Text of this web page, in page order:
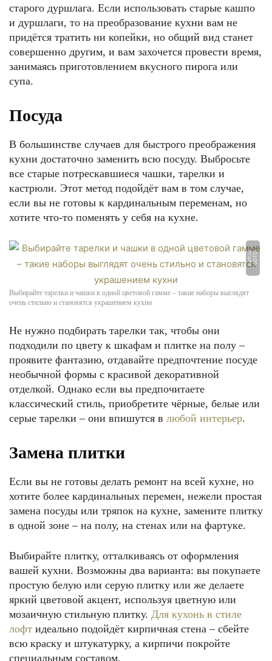
старого дуршлага. Если использовать старые кашпо
и дуршлаги, то на преобразование кухни вам не
придётся тратить ни копейки, но общий вид станет
совершенно другим, и вам захочется провести время,
занимаясь приготовлением вкусного пирога или
супа.
Посуда
В большинстве случаев для быстрого преображения
кухни достаточно заменить всю посуду. Выбросьте
все старые потрескавшиеся чашки, тарелки и
кастрюли. Этот метод подойдёт вам в том случае,
если вы не готовы к кардинальным переменам, но
хотите что-то поменять у себя на кухне.
Ф
О
Т
О:
h
o
f
f.
r
u
Выбирайте тарелки и чашки в одной цветовой гамме – такие наборы выглядят
очень стильно и становятся украшением кухни
Не нужно подбирать тарелки так, чтобы они
подходили по цвету к шкафам и плитке на полу –
проявите фантазию, отдавайте предпочтение посуде
необычной формы с красивой декоративной
отделкой. Однако если вы предпочитаете
классический стиль, приобретите чёрные, белые или
серые тарелки – они впишутся в любой интерьер.
Замена плитки
Если вы не готовы делать ремонт на всей кухне, но
хотите более кардинальных перемен, нежели простая
замена посуды или тряпок на кухне, замените плитку
в одной зоне – на полу, на стенах или на фартуке.
Выбирайте плитку, отталкиваясь от оформления
вашей кухни. Возможны два варианта: вы покупаете
простую белую или серую плитку или же делаете
яркий цветовой акцент, используя цветную или
мозаичную стильную плитку. Для кухонь в стиле
лофт идеально подойдёт кирпичная стена – сбейте
всю краску и штукатурку, а кирпичи покройте
специальным составом.